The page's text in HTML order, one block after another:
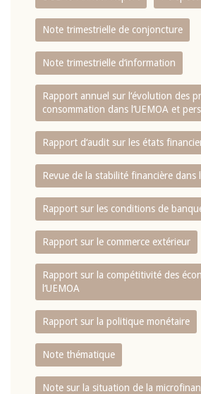
Note trimestrielle de conjoncture
Note trimestrielle d‘information
Rapport annuel sur l‘évolution des
consommation dans l‘UEMOA et
Rapport d‘audit sur les états
Revue de la stabilité financière dans
Rapport sur les conditions de
Rapport sur le commerce extérieur
Rapport sur la compétitivité des
l‘UEMOA
Rapport sur la politique monétaire
Note thématique
Note sur la situation de la